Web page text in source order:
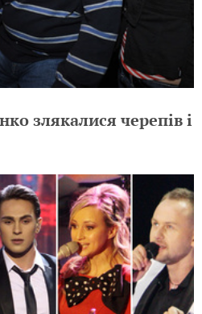
злякалися черепів і